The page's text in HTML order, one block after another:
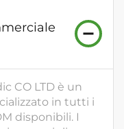
CO LTD è un
in tutti i
disponibili. I